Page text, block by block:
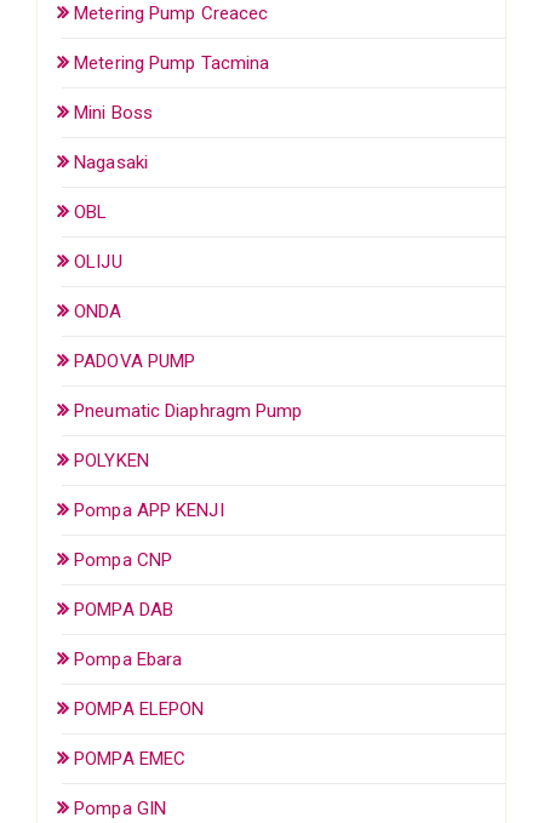
Metering Pump Creacec
Metering Pump Tacmina
Mini Boss
Nagasaki
OBL
OLIJU
ONDA
PADOVA PUMP
Pneumatic Diaphragm Pump
POLYKEN
Pompa APP KENJI
Pompa CNP
POMPA DAB
Pompa Ebara
POMPA ELEPON
POMPA EMEC
Pompa GIN